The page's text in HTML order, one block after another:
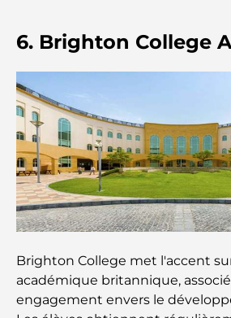
Rarest Car in the World:
Beyond Price
rencontre le style de vie
Plateformes de trading aux
un guide pour les
Family Beach Club Dubai : Là
détente se rencontrent
Les meilleures écoles IB à
complet pour les parents
6. Brighton College
Brighton College met l'accent
académique britannique,
engagement envers le